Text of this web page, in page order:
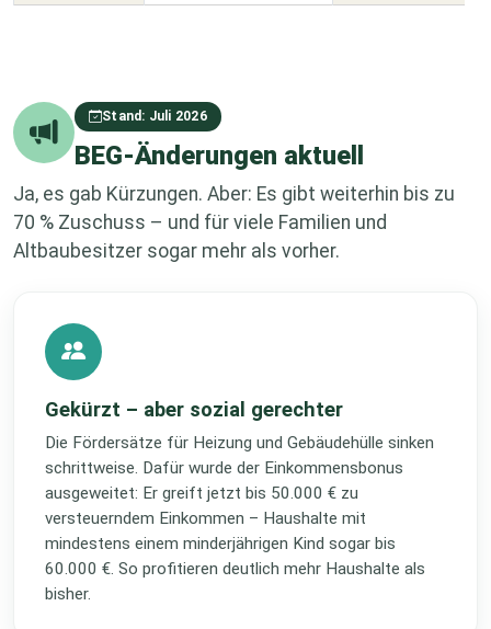
Stand: Juli 2026
BEG-Änderungen aktuell
Ja, es gab Kürzungen. Aber: Es gibt weiterhin bis zu
70 % Zuschuss – und für viele Familien und
Altbaubesitzer sogar mehr als vorher.
Gekürzt – aber sozial gerechter
Die Fördersätze für Heizung und Gebäudehülle sinken
schrittweise. Dafür wurde der Einkommensbonus
ausgeweitet: Er greift jetzt bis 50.000 € zu
versteuerndem Einkommen – Haushalte mit
mindestens einem minderjährigen Kind sogar bis
60.000 €. So profitieren deutlich mehr Haushalte als
bisher.